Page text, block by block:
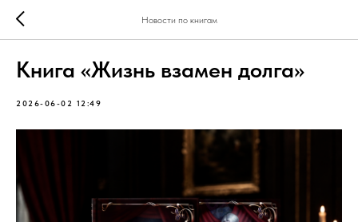
Новости по книгам
Книга «Жизнь взамен долга»
2026-06-02 12:49